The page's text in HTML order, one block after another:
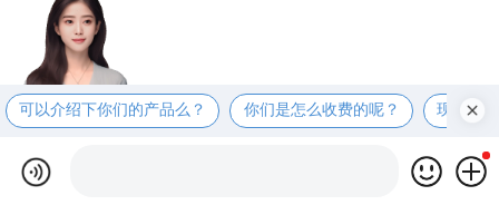
可以介绍下你们的产品么？ 你们是怎么收费的呢？ 现在有